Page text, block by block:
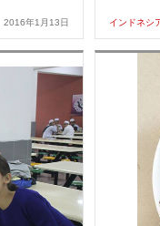
2016年1月13日 インドネシ